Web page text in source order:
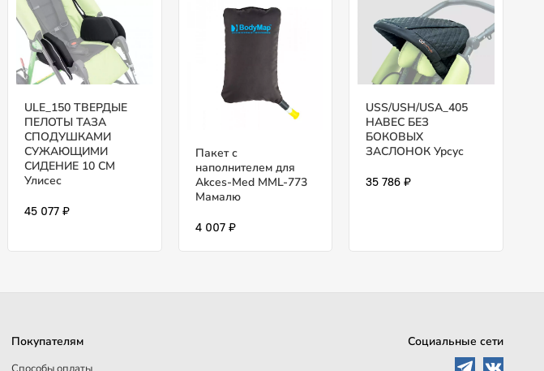
ULE_150 ТВЕРДЫЕ
ПЕЛОТЫ ТАЗА
СПОДУШКАМИ
СУЖАЮЩИМИ
СИДЕНИЕ 10 CM
Улисес
45 077 ₽
Пакет с
наполнителем для
Akces-Med MML-773
Мамалю
4 007 ₽
USS/USH/USA_405
НАВЕС БЕЗ
БОКОВЫХ
ЗАСЛОНОК Урсус
35 786 ₽
Покупателям Социальные сети